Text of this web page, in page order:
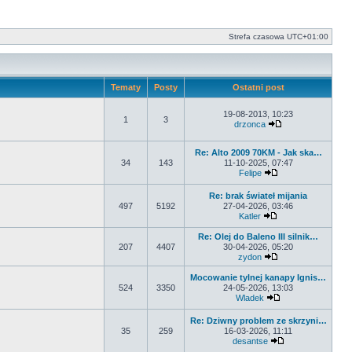
Strefa czasowa UTC+01:00
Tematy Posty Ostatni post
1 3
19-08-2013, 10:23
drzonca
34 143
Re: Alto 2009 70KM - Jak ska…
11-10-2025, 07:47
Felipe
497 5192
Re: brak świateł mijania
27-04-2026, 03:46
Katler
207 4407
Re: Olej do Baleno III silnik…
30-04-2026, 05:20
zydon
Wyświetl
524 3350
Mocowanie tylnej kanapy Ignis…
24-05-2026, 13:03
Wladek
35 259
Re: Dziwny problem ze skrzyni…
16-03-2026, 11:11
desantse